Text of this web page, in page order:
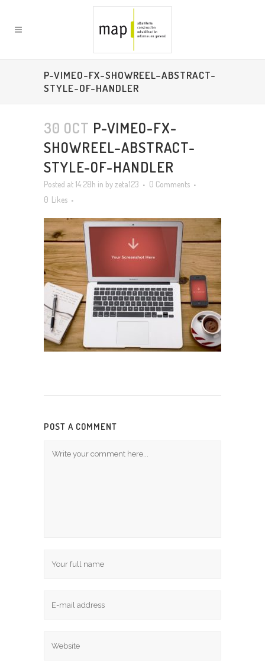
P-VIMEO-FX-SHOWREEL–ABSTRACT-
STYLE-OF-HANDLER
30 OCT P-VIMEO-FX-
SHOWREEL–ABSTRACT-
STYLE-OF-HANDLER
Posted at 14:28h in byzeta123
0 Comments
0 Likes
POST A COMMENT